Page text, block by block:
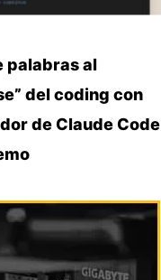
palabras al
del coding con
de Claude Code